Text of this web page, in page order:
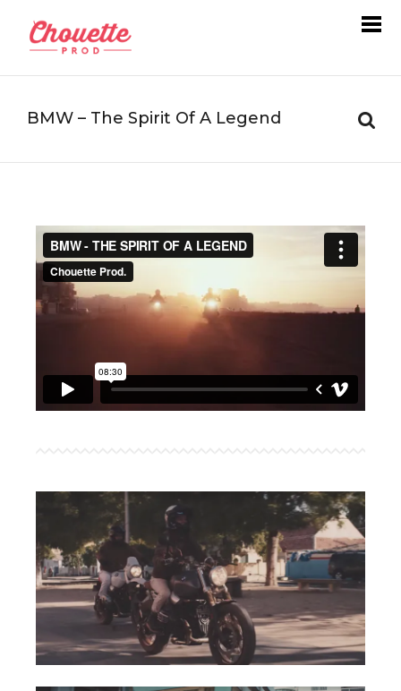
BMW – The Spirit Of A Legend